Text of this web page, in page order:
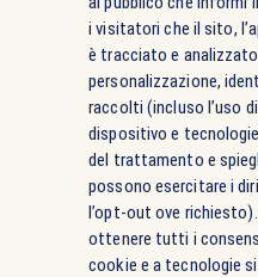
i visitatori che il sito,
è tracciato e
personalizzazione,
raccolti (incluso l’uso
dispositivo e
del trattamento e
possono esercitare i
l’opt-out ove
ottenere tutti i
cookie e a tecnologie